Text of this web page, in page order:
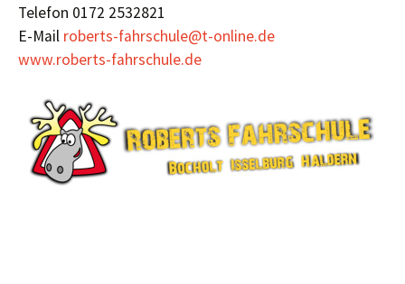
Telefon 0172 2532821
E-Mail roberts-fahrschule@t-online.de
www.roberts-fahrschule.de